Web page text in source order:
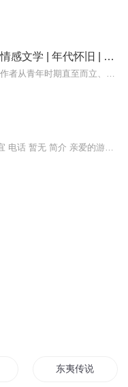
武夷山恋情 | 人文国学|情感文学 | 年代怀旧 | 散文体小说 |定时免费
东夷传说